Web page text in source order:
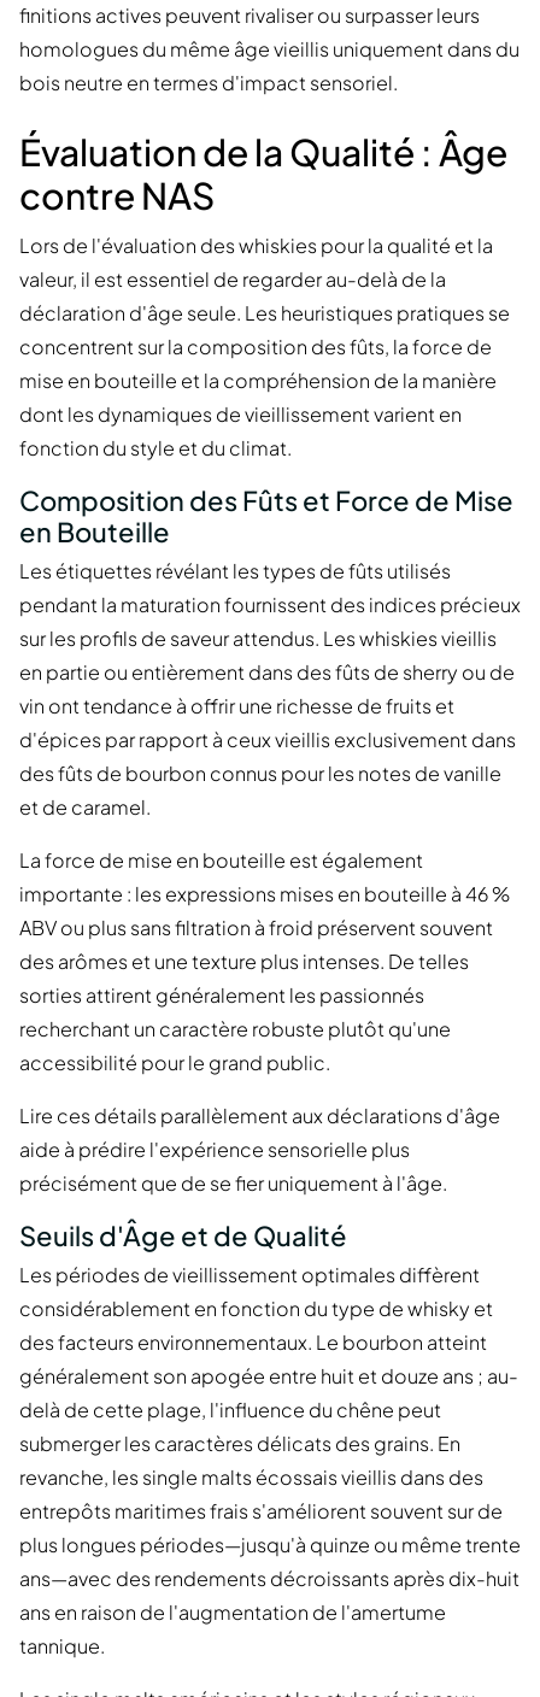
finitions actives peuvent rivaliser ou surpasser leurs
homologues du même âge vieillis uniquement dans du
bois neutre en termes d'impact sensoriel.
Évaluation de la Qualité : Âge
contre NAS
Lors de l'évaluation des whiskies pour la qualité et la
valeur, il est essentiel de regarder au-delà de la
déclaration d'âge seule. Les heuristiques pratiques se
concentrent sur la composition des fûts, la force de
mise en bouteille et la compréhension de la manière
dont les dynamiques de vieillissement varient en
fonction du style et du climat.
Composition des Fûts et Force de Mise
en Bouteille
Les étiquettes révélant les types de fûts utilisés
pendant la maturation fournissent des indices précieux
sur les profils de saveur attendus. Les whiskies vieillis
en partie ou entièrement dans des fûts de sherry ou de
vin ont tendance à offrir une richesse de fruits et
d'épices par rapport à ceux vieillis exclusivement dans
des fûts de bourbon connus pour les notes de vanille
et de caramel.
La force de mise en bouteille est également
importante : les expressions mises en bouteille à 46 %
ABV ou plus sans filtration à froid préservent souvent
des arômes et une texture plus intenses. De telles
sorties attirent généralement les passionnés
recherchant un caractère robuste plutôt qu'une
accessibilité pour le grand public.
Lire ces détails parallèlement aux déclarations d'âge
aide à prédire l'expérience sensorielle plus
précisément que de se fier uniquement à l'âge.
Seuils d'Âge et de Qualité
Les périodes de vieillissement optimales diffèrent
considérablement en fonction du type de whisky et
des facteurs environnementaux. Le bourbon atteint
généralement son apogée entre huit et douze ans ; au-
delà de cette plage, l'influence du chêne peut
submerger les caractères délicats des grains. En
revanche, les single malts écossais vieillis dans des
entrepôts maritimes frais s'améliorent souvent sur de
plus longues périodes—jusqu'à quinze ou même trente
ans—avec des rendements décroissants après dix-huit
ans en raison de l'augmentation de l'amertume
tannique.